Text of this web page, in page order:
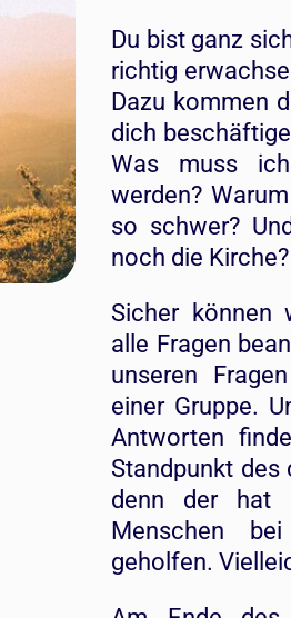
Du bist ganz
richtig
Dazu kommen
dich
Was muss
werden?
so schwer?
noch die Kirche?
Sicher können
alle Fragen
unseren
einer Gruppe.
Antworten
Standpunkt des
denn der hat
Menschen
geholfen.